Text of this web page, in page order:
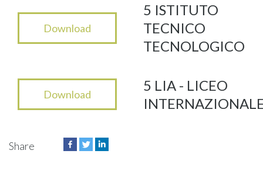
Download
5 ISTITUTO
TECNICO
TECNOLOGICO
Download
5 LIA - LICEO
Share